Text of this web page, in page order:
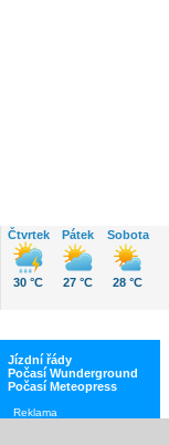
Čtvrtek
30 °C
Pátek
27 °C
Sobota
28 °C
Jízdní řády
Počasí Wunderground
Počasí Meteopress
Reklama